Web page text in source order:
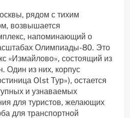
рядом с тихим
возвышается
напоминающий о
Олимпиады-80. Это
«Измайлово», состоящий из
Один из них, корпус
Olst Тур»), остается
и узнаваемых
для туристов, желающих
для транспортной